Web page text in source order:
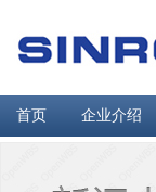
首页 企业介绍